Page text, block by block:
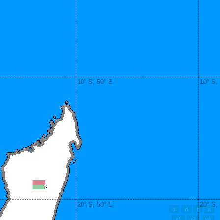
10° S, 50° E 10° S,
20° S, 50° E 20° S,